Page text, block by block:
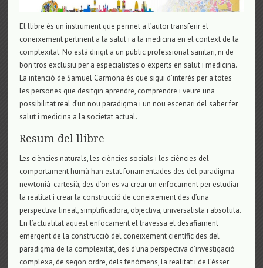
El llibre és un instrument que permet a l’autor transferir el
coneixement pertinent a la salut i a la medicina en el context de la
complexitat. No està dirigit a un públic professional sanitari, ni de
bon tros exclusiu per a especialistes o experts en salut i medicina.
La intenció de Samuel Carmona és que sigui d’interès per a totes
les persones que desitgin aprendre, comprendre i veure una
possibilitat real d’un nou paradigma i un nou escenari del saber fer
salut i medicina a la societat actual.
Resum del llibre
Les ciències naturals, les ciències socials i les ciències del
comportament humà han estat fonamentades des del paradigma
newtonià-cartesià, des d’on es va crear un enfocament per estudiar
la realitat i crear la construcció de coneixement des d’una
perspectiva lineal, simplificadora, objectiva, universalista i absoluta.
En l’actualitat aquest enfocament el travessa el desafiament
emergent de la construcció del coneixement científic des del
paradigma de la complexitat, des d’una perspectiva d’investigació
complexa, de segon ordre, dels fenòmens, la realitat i de l’ésser